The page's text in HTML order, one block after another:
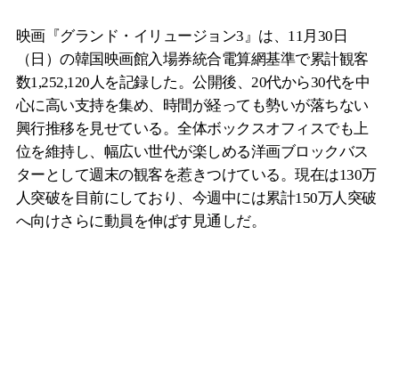
映画『グランド・イリュージョン3』は、11月30日
（日）の韓国映画館入場券統合電算網基準で累計観客
数1,252,120人を記録した。公開後、20代から30代を中
心に高い支持を集め、時間が経っても勢いが落ちない
興行推移を見せている。全体ボックスオフィスでも上
位を維持し、幅広い世代が楽しめる洋画ブロックバス
ターとして週末の観客を惹きつけている。現在は130万
人突破を目前にしており、今週中には累計150万人突破
へ向けさらに動員を伸ばす見通しだ。